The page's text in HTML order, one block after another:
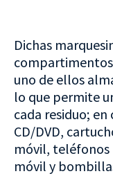
Dichas
compartimentos
uno de ellos
lo que permite
cada residuo;
CD/DVD,
móvil, teléfonos
móvil y